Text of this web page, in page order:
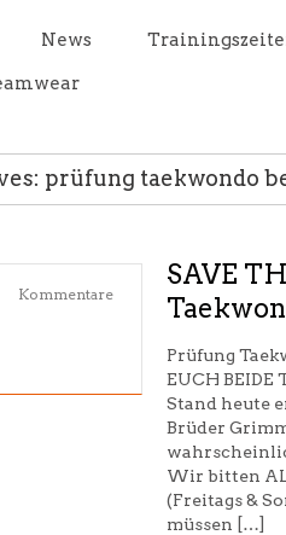
News
prüfung taekwondo
Kommentare
SAVE
Prüfung
EUCH
Stand heute
Brüder
Wir bitten
(Freitags &
müssen […]